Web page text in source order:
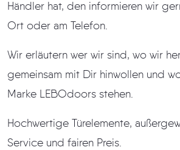
Händler hat, den informieren wir gern persönlich
Ort oder am Telefon.
Wir erläutern wer wir sind, wo wir
gemeinsam mit Dir hinwollen und wofür wir und die
Marke LEBOdoors stehen.
Hochwertige Türelemente,
Service und fairen Preis.